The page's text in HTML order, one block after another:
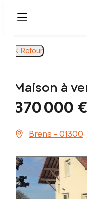
Retour
Maison à
370 000 €
Brens - 01300